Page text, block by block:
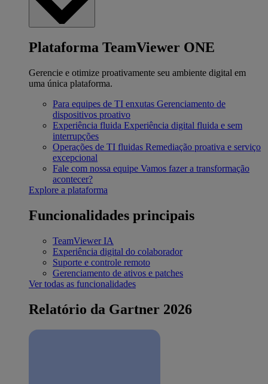
Plataforma TeamViewer ONE
Gerencie e otimize proativamente seu ambiente digital em
uma única plataforma.
Para equipes de TI enxutas Gerenciamento de
dispositivos proativo
Experiência fluida Experiência digital fluida e sem
interrupções
Operações de TI fluidas Remediação proativa e serviço
excepcional
Fale com nossa equipe Vamos fazer a transformação
acontecer?
Explore a plataforma
Funcionalidades principais
TeamViewer IA
Experiência digital do colaborador
Suporte e controle remoto
Gerenciamento de ativos e patches
Ver todas as funcionalidades
Relatório da Gartner 2026